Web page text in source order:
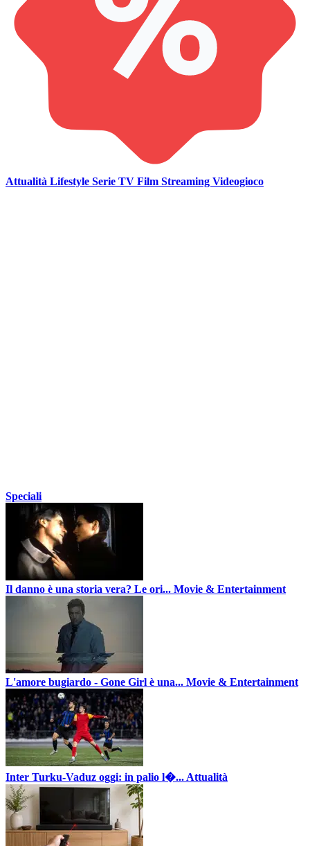
Attualità Lifestyle Serie TV Film Streaming Videogioco
Speciali
Il danno è una storia vera? Le ori... Movie & Entertainment
L'amore bugiardo - Gone Girl è una... Movie & Entertainment
Inter Turku-Vaduz oggi: in palio l�... Attualità